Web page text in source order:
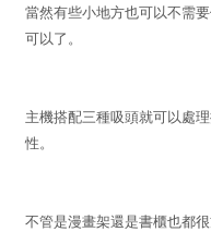
當然有些小地方也可以不需
可以了。
主機搭配三種吸頭就可以處
性。
不管是漫畫架還是書櫃也都